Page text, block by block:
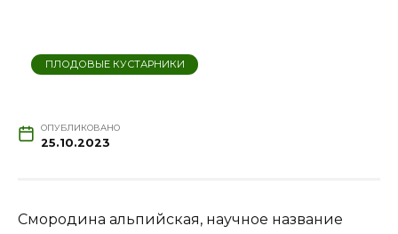
ПЛОДОВЫЕ КУСТАРНИКИ
ОПУБЛИКОВАНО
25.10.2023
Смородина альпийская, научное название